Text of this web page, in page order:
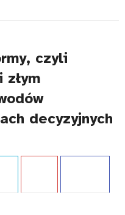
czyli
decyzyjnych